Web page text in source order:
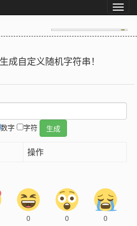
成自定义随机字符串！
数字 字符 生成
操作
0 0 0